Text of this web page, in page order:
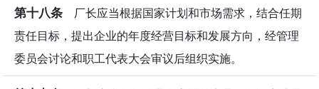
第十八条 厂长应当根据国家计划和市场需求，结合任期
责任目标，提出企业的年度经营目标和发展方向，经管理
委员会讨论和职工代表大会审议后组织实施。